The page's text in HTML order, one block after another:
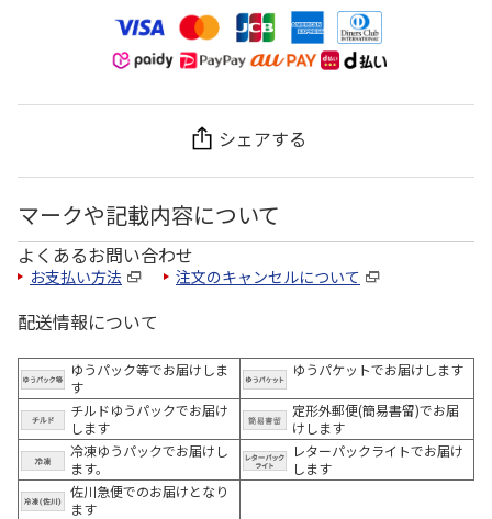
シェアする
マークや記載内容について
よくあるお問い合わせ
お支払い方法 注文のキャンセルについて
配送情報について
ゆうパック等でお届けしま
す
ゆうパケットでお届けします
チルドゆうパックでお届け
します
定形外郵便(簡易書留)でお届
けします
冷凍ゆうパックでお届けし
ます。
レターパックライトでお届け
します
佐川急便でのお届けとなり
ます